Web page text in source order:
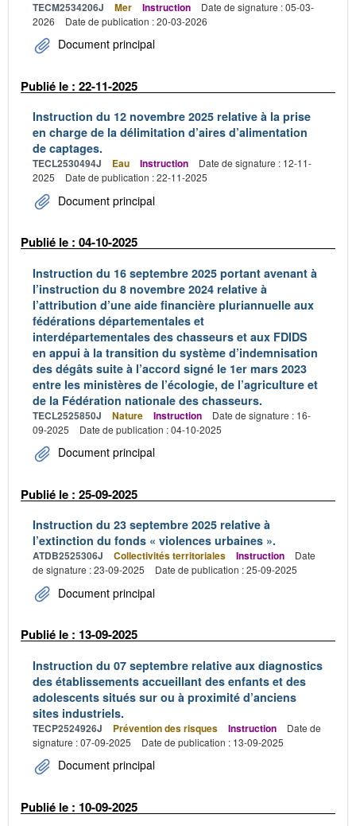
TECM2534206J Mer Instruction
Date de signature : 05-03-
2026
Date de publication : 20-03-2026
Document principal
Publié le : 22-11-2025
Instruction du 12 novembre 2025 relative à la prise
en charge de la délimitation d’aires d’alimentation
de captages.
TECL2530494J Eau Instruction
Date de signature : 12-11-
2025
Date de publication : 22-11-2025
Document principal
Publié le : 04-10-2025
Instruction du 16 septembre 2025 portant avenant à
l’instruction du 8 novembre 2024 relative à
l’attribution d’une aide financière pluriannuelle aux
fédérations départementales et
interdépartementales des chasseurs et aux FDIDS
en appui à la transition du système d’indemnisation
des dégâts suite à l’accord signé le 1er mars 2023
entre les ministères de l’écologie, de l’agriculture et
de la Fédération nationale des chasseurs.
TECL2525850J Nature Instruction
Date de signature : 16-
09-2025
Date de publication : 04-10-2025
Document principal
Publié le : 25-09-2025
Instruction du 23 septembre 2025 relative à
l’extinction du fonds « violences urbaines ».
ATDB2525306J Collectivités territoriales Instruction
Date
de signature : 23-09-2025
Date de publication : 25-09-2025
Document principal
Publié le : 13-09-2025
Instruction du 07 septembre relative aux diagnostics
des établissements accueillant des enfants et des
adolescents situés sur ou à proximité d’anciens
sites industriels.
TECP2524926J Prévention des risques Instruction
Date de
signature : 07-09-2025
Date de publication : 13-09-2025
Document principal
Publié le : 10-09-2025